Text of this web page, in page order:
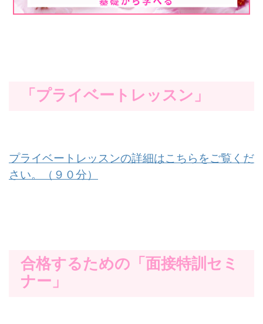
「プライベートレッスン」
プライベートレッスンの詳細はこちらをご覧くだ
さい。（９０分）
合格するための「面接特訓セミ
ナー」